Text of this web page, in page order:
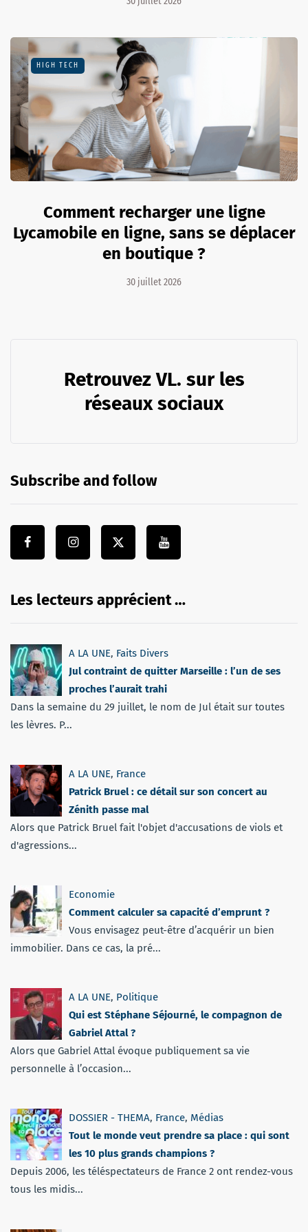
HIGH TECH
Comment recharger une ligne
Lycamobile en ligne, sans se déplacer
en boutique ?
30 juillet 2026
Retrouvez VL. sur les
réseaux sociaux
Subscribe and follow
Les lecteurs apprécient …
A LA UNE, Faits Divers
Jul contraint de quitter Marseille : l’un de ses
proches l’aurait trahi
Dans la semaine du 29 juillet, le nom de Jul était sur toutes
les lèvres. P...
A LA UNE, France
Patrick Bruel : ce détail sur son concert au
Zénith passe mal
Alors que Patrick Bruel fait l'objet d'accusations de viols et
d'agressions...
Economie
Comment calculer sa capacité d’emprunt ?
Vous envisagez peut-être d’acquérir un bien
immobilier. Dans ce cas, la pré...
A LA UNE, Politique
Qui est Stéphane Séjourné, le compagnon de
Gabriel Attal ?
Alors que Gabriel Attal évoque publiquement sa vie
personnelle à l’occasion...
DOSSIER - THEMA, France, Médias
Tout le monde veut prendre sa place : qui sont
les 10 plus grands champions ?
Depuis 2006, les téléspectateurs de France 2 ont rendez-vous
tous les midis...